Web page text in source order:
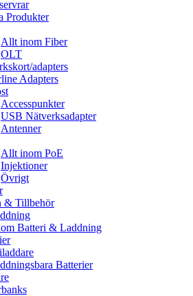
Produkter
Allt inom Fiber
OLT
adapters
Adapters
Accesspunkter
USB Nätverksadapter
Antenner
Allt inom PoE
Injektioner
Övrigt
& Tillbehör
Batteri & Laddning
Batterier